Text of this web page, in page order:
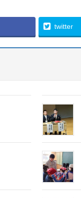
twitter